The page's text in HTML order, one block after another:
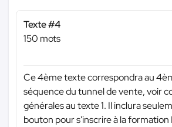
Texte #4
150 mots
Ce 4ème texte correspondra au
séquence du tunnel de vente, voir
générales au texte 1. Il inclura
bouton pour s'inscrire à la formation